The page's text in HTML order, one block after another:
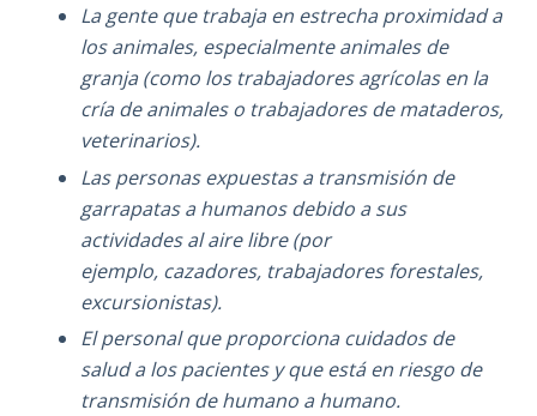
La gente que trabaja en estrecha proximidad a
los animales, especialmente animales de
granja (como los trabajadores agrícolas en la
cría de animales o trabajadores de mataderos,
veterinarios).
Las personas expuestas a transmisión de
garrapatas a humanos debido a sus
actividades al aire libre (por
ejemplo, cazadores, trabajadores forestales,
excursionistas).
El personal que proporciona cuidados de
salud a los pacientes y que está en riesgo de
transmisión de humano a humano.